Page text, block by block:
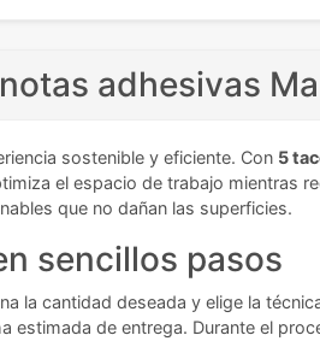
adhesivas
sostenible y eficiente. Con 5
el espacio de trabajo mientras
que no dañan las superficies.
sencillos pasos
la cantidad deseada y elige la
de entrega. Durante el